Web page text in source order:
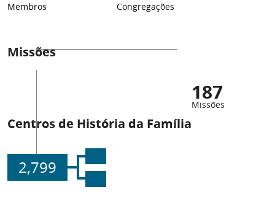
Membros Congregações
Missões
187
Missões
Centros de História da Família
2,799